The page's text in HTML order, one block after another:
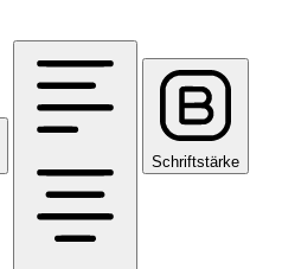
Schriftstärke